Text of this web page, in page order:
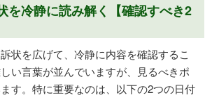
を冷静に読み解く【確認すべき2
状を広げて、冷静に内容を確認するこ
い言葉が並んでいますが、見るべきポ
す。特に重要なのは、以下の2つの日付